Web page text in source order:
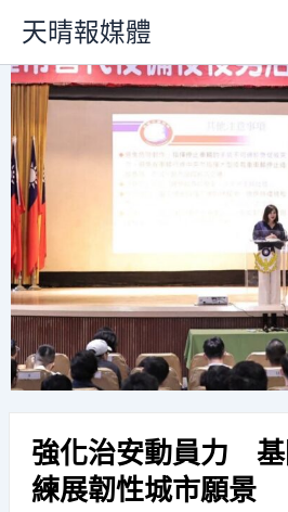
主
要
容
天晴報媒體
強化治安動員力 基
練展韌性城市願景